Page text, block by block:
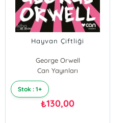
Hayvan Çiftliği
George Orwell
Can Yayınları
Stok : 1+
₺130,00